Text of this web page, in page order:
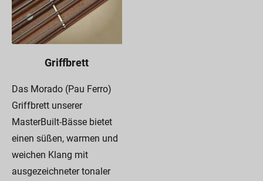
Griffbrett
Das Morado (Pau Ferro)
Griffbrett unserer
MasterBuilt-Bässe bietet
einen süßen, warmen und
weichen Klang mit
ausgezeichneter tonaler